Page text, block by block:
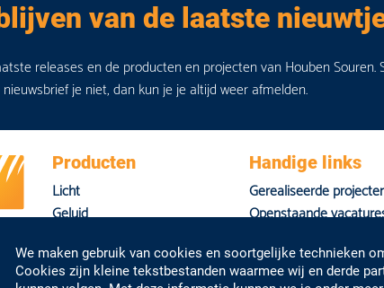
van de laatste
releases en de producten en projecten van Houben Souren.
je niet, dan kun je je altijd weer afmelden.
Producten
Licht
Geluid
Overig
Handige links
Gerealiseerde
Openstaande
We maken gebruik van cookies en soortgelijke technieken
Cookies zijn kleine tekstbestanden waarmee wij en derde